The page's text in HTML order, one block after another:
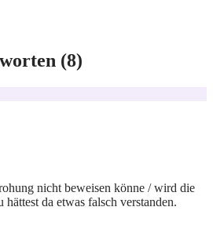
(8)
nicht beweisen könne / wird die
hättest da etwas falsch verstanden.